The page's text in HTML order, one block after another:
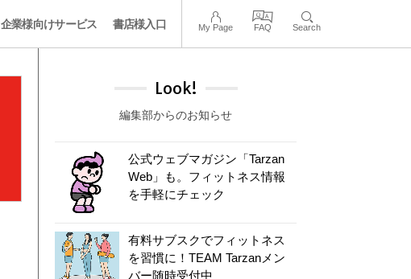
企業様向けサービス 書店様入口 My Page FAQ Search
Look!
編集部からのお知らせ
公式ウェブマガジン「Tarzan
Web」も。フィットネス情報
を手軽にチェック
有料サブスクでフィットネス
を習慣に！TEAM Tarzanメン
バー随時受付中